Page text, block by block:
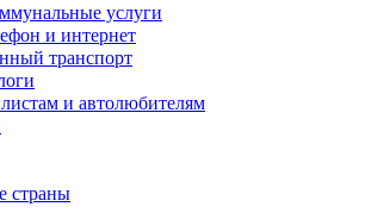
услуги
и интернет
транспорт
и автолюбителям
страны